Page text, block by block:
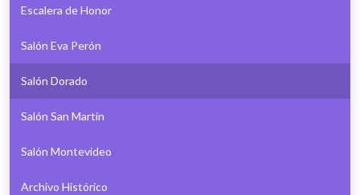
Escalera de Honor
Salón Eva Perón
Salón Dorado
Salón San Martín
Salón Montevideo
Archivo Histórico